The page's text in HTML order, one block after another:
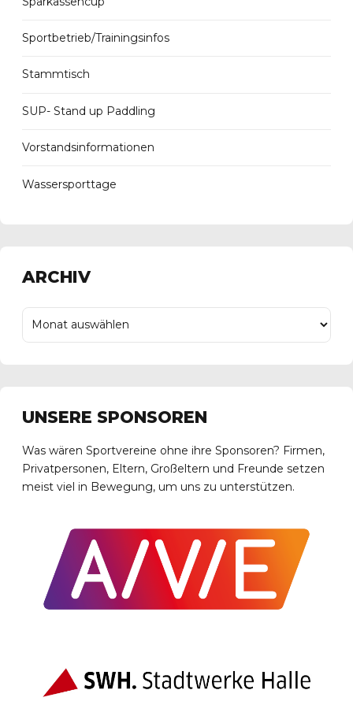
Sportbetrieb/Trainingsinfos
Stammtisch
SUP- Stand up Paddling
Vorstandsinformationen
Wassersporttage
ARCHIV
UNSERE SPONSOREN
Was wären Sportvereine ohne ihre Sponsoren? Firmen,
Privatpersonen, Eltern, Großeltern und Freunde setzen
meist viel in Bewegung, um uns zu unterstützen.